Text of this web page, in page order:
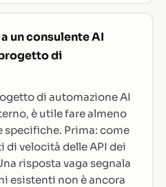
un consulente AI
di
di automazione AI
è utile fare almeno
Prima: come
velocità delle API dei
risposta vaga segnala
esistenti non è ancora